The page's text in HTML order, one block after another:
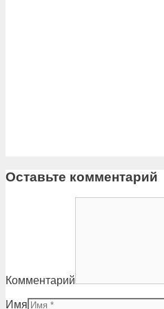
Оставьте комментарий
Комментарий
Имя